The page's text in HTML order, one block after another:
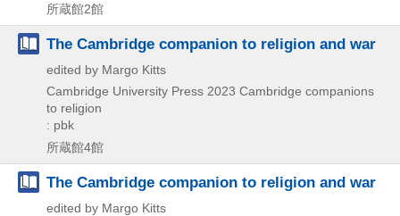
所蔵館2館
The Cambridge companion to religion and war
edited by Margo Kitts
Cambridge University Press 2023 Cambridge companions
to religion
: pbk
所蔵館4館
The Cambridge companion to religion and war
edited by Margo Kitts